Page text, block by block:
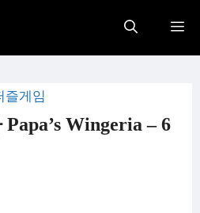
즐게임
Wingeria – 6